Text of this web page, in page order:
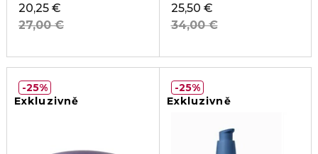
20,25 €
27,00 €
25,50 €
34,00 €
Exkluzivně
25%
Exkluzivně
25%